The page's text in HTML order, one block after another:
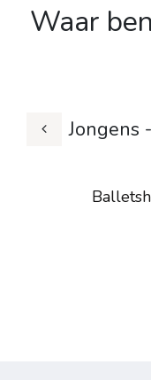
Waar
Jongens